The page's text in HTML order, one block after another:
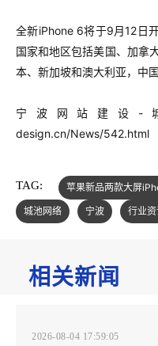
全新iPhone 6将于9月12日
国家和地区包括美国、加拿
本、新加坡和澳大利亚，中
宁波网站建设-
design.cn/News/542.html
TAG: 苹果新品两款大屏
城池网络
宁波 行业
相关新闻
2026-08-04 17:59:05